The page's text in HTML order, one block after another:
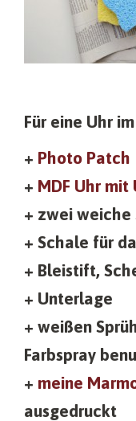
Für eine Uhr
+ Photo Patch
+ MDF Uhr mit
+ zwei weiche
+ Schale für
+ Bleistift,
+ Unterlage
+ weißen
Farbspray
+ meine
ausgedruckt